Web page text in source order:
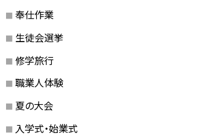
奉仕作業
生徒会選挙
修学旅行
職業人体験
夏の大会
入学式・始業式